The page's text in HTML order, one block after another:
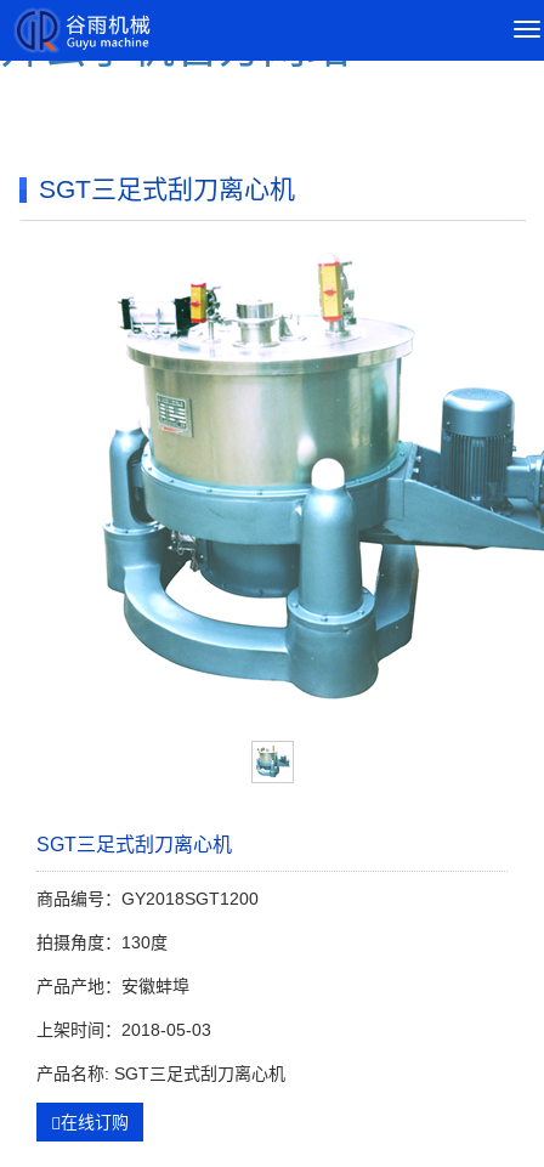
开云手机官方网站
导
SGT三足式刮刀离心机
SGT三足式刮刀离心机
商品编号：GY2018SGT1200
拍摄角度：130度
产品产地：安徽蚌埠
上架时间：2018-05-03
产品名称: SGT三足式刮刀离心机
在线订购